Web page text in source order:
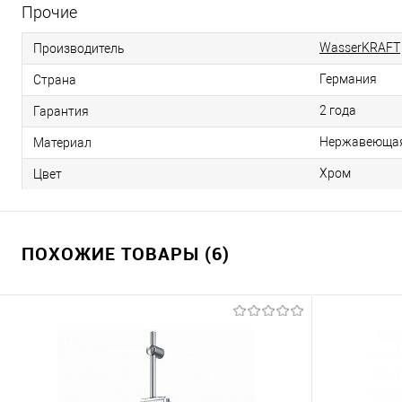
Прочие
Производитель WasserKRAFT
Страна Германия
Гарантия 2 года
Материал
Цвет Хром
ПОХОЖИЕ ТОВАРЫ (6)